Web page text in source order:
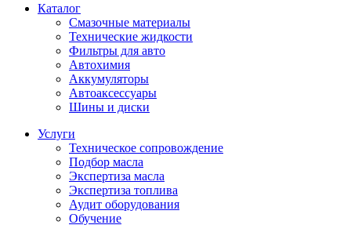
Каталог
Смазочные материалы
Технические жидкости
Фильтры для авто
Автохимия
Аккумуляторы
Автоаксессуары
Шины и диски
Услуги
Техническое сопровождение
Подбор масла
Экспертиза масла
Экспертиза топлива
Аудит оборудования
Обучение